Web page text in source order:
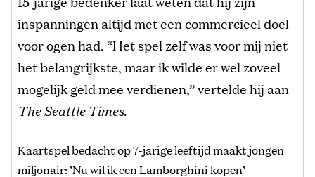
inspanningen altijd met een commercieel doel
voor ogen had. “Het spel zelf was voor mij niet
het belangrijkste, maar ik wilde er wel zoveel
mogelijk geld mee verdienen,” vertelde hij aan
The Seattle Times.
Kaartspel bedacht op 7-jarige leeftijd maakt jongen
miljonair: ’Nu wil ik een Lamborghini kopen’